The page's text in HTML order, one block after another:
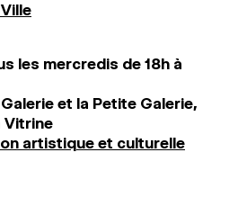
les mercredis de 18h à
et la Petite Galerie,
Vitrine
artistique et culturelle